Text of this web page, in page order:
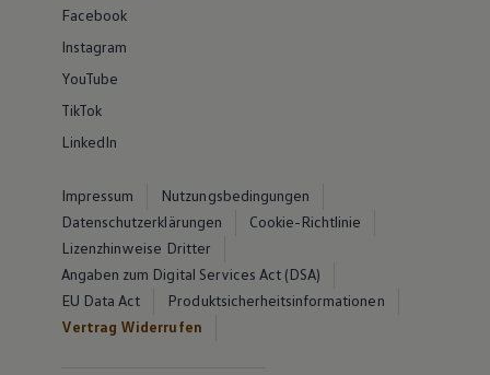
Facebook
Instagram
YouTube
TikTok
LinkedIn
Impressum
Nutzungsbedingungen
Datenschutzerklärungen
Cookie-Richtlinie
Lizenzhinweise Dritter
Angaben zum Digital Services Act (DSA)
EU Data Act
Produktsicherheitsinformationen
Vertrag Widerrufen